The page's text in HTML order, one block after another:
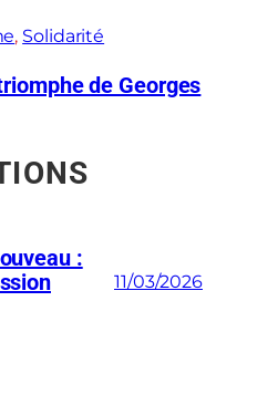
, Solidarité
de Georges
:
11/03/2026